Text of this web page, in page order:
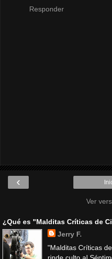
Responder
‹
Ver
¿Qué es "Malditas Críticas de
Jerry F.
"Malditas Críticas